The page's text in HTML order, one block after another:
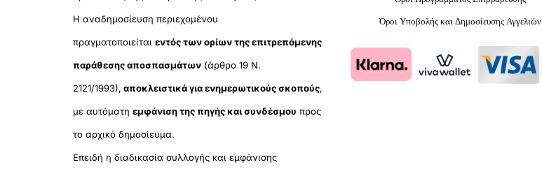
Η αναδημοσίευση περιεχομένου
πραγματοποιείται εντός των ορίων της επιτρεπόμενης
παράθεσης αποσπασμάτων(άρθρο 19 Ν.
2121/1993), αποκλειστικά για ενημερωτικούς σκοπούς,
με αυτόματη εμφάνιση της πηγής και συνδέσμου προς
το αρχικό δημοσίευμα.
Επειδή η διαδικασία συλλογής και εμφάνισης
Όροι Υποβολής και Δημοσίευσης Αγγελιών